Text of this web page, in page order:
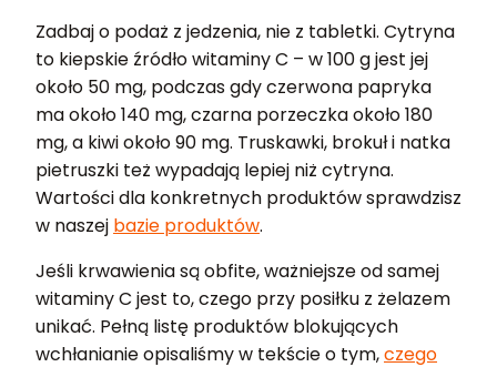
Zadbaj o podaż z jedzenia, nie z tabletki. Cytryna
to kiepskie źródło witaminy C – w 100 g jest jej
około 50 mg, podczas gdy czerwona papryka
ma około 140 mg, czarna porzeczka około 180
mg, a kiwi około 90 mg. Truskawki, brokuł i natka
pietruszki też wypadają lepiej niż cytryna.
Wartości dla konkretnych produktów sprawdzisz
w naszej bazie produktów.
Jeśli krwawienia są obfite, ważniejsze od samej
witaminy C jest to, czego przy posiłku z żelazem
unikać. Pełną listę produktów blokujących
wchłanianie opisaliśmy w tekście o tym,czego